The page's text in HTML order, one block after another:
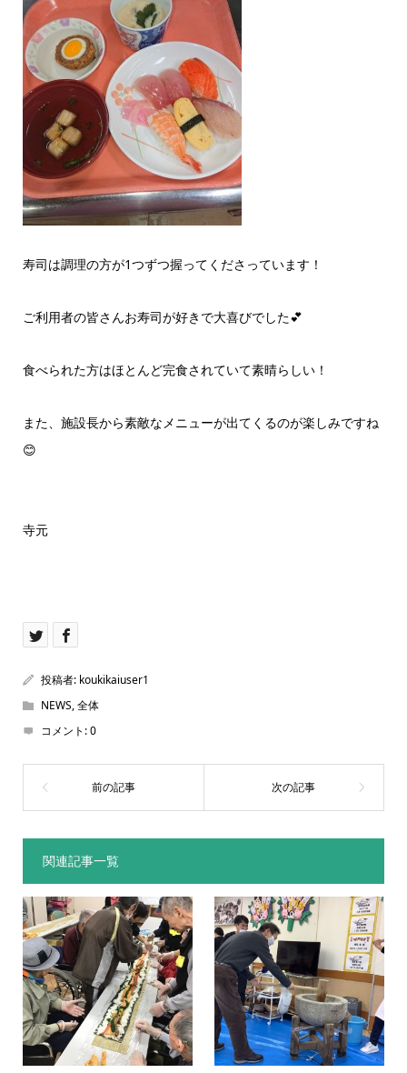
寿司は調理の方が1つずつ握ってくださっています！
ご利用者の皆さんお寿司が好きで大喜びでした💕
食べられた方はほとんど完食されていて素晴らしい！
また、施設長から素敵なメニューが出てくるのが楽しみですね
😊
寺元
投稿者: koukikaiuser1
NEWS,全体
コメント:0
関連記事一覧